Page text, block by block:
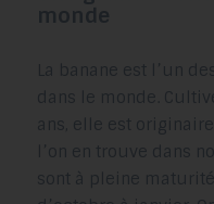
monde
La banane est l’un
dans le monde.
ans, elle est originaire
l’on en trouve dans
sont à pleine